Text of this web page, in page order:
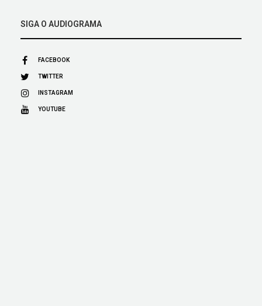
SIGA O AUDIOGRAMA
FACEBOOK
TWITTER
INSTAGRAM
YOUTUBE